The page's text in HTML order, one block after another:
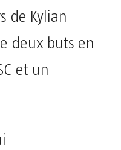
de Kylian
deux buts en
et un